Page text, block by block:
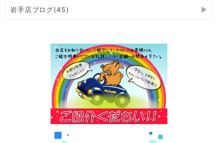
岩手店ブログ(45)